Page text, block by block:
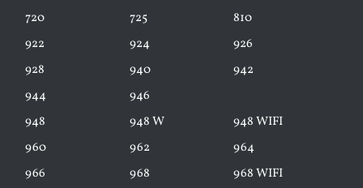
720 725
810
922
924
926
928
940
942
944
946
948
948 W
948 WIFI
960
962
964
966
968
968 WIFI